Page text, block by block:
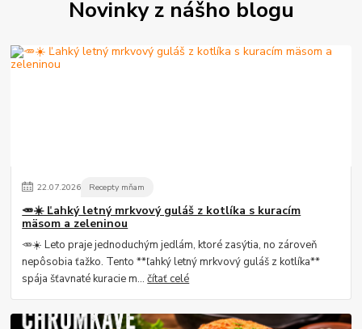
Novinky z nášho blogu
22.07.2026 Recepty mňam
🥕☀️ Ľahký letný mrkvový guláš z kotlíka s kuracím
mäsom a zeleninou
🥕☀️ Leto praje jednoduchým jedlám, ktoré zasýtia, no zároveň
nepôsobia ťažko. Tento **ľahký letný mrkvový guláš z kotlíka**
spája šťavnaté kuracie m...čítať celé